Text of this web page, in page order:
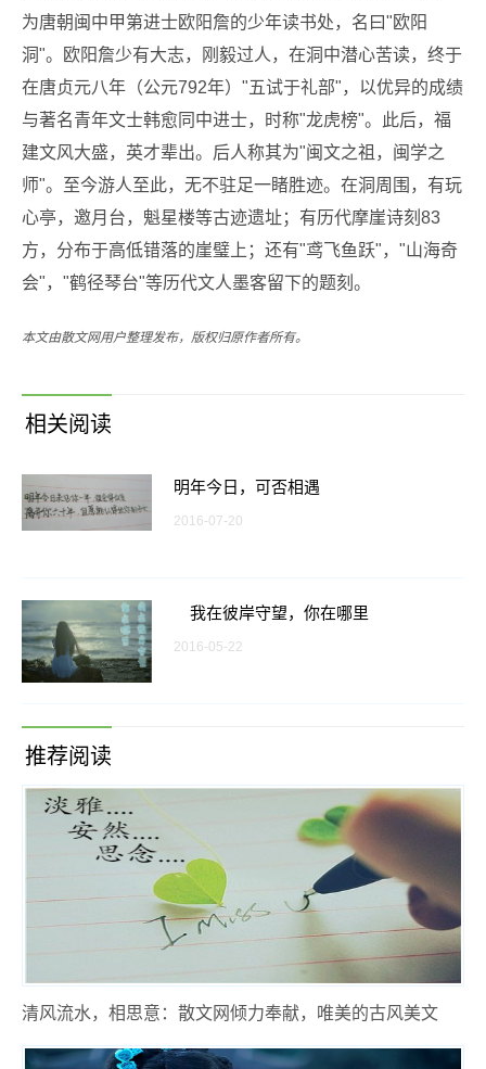
为唐朝闽中甲第进士欧阳詹的少年读书处，名曰"欧阳
洞"。欧阳詹少有大志，刚毅过人，在洞中潜心苦读，终于
在唐贞元八年（公元792年）"五试于礼部"，以优异的成绩
与著名青年文士韩愈同中进士，时称"龙虎榜"。此后，福
建文风大盛，英才辈出。后人称其为"闽文之祖，闽学之
师"。至今游人至此，无不驻足一睹胜迹。在洞周围，有玩
心亭，邀月台，魁星楼等古迹遗址；有历代摩崖诗刻83
方，分布于高低错落的崖璧上；还有"鸢飞鱼跃"，"山海奇
会"，"鹤径琴台"等历代文人墨客留下的题刻。
本文由散文网用户整理发布，版权归原作者所有。
相关阅读
明年今日，可否相遇
2016-07-20
我在彼岸守望，你在哪里
2016-05-22
推荐阅读
清风流水，相思意：散文网倾力奉献，唯美的古风美文